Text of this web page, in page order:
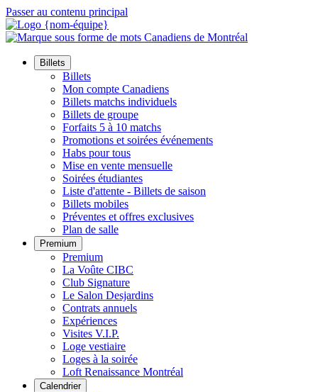
Passer au contenu principal
Billets
Billets
Mon compte Canadiens
Billets matchs individuels
Billets de groupe
Forfaits 5 à 10 matchs
Promotions et soirées événements
Habs pour tous
Mise en vente mensuelle
Soirées étudiantes
Liste d'attente - Billets de saison
Billets mobiles
Préventes et offres exclusives
Plan de salle
Premium
Premium
La Voûte CIBC
Club Signature
Le Salon Desjardins
Contrats annuels
Expériences
Visites V.I.P.
Loge vestiaire
Loges à la soirée
Loft Renaissance Montréal
Calendrier